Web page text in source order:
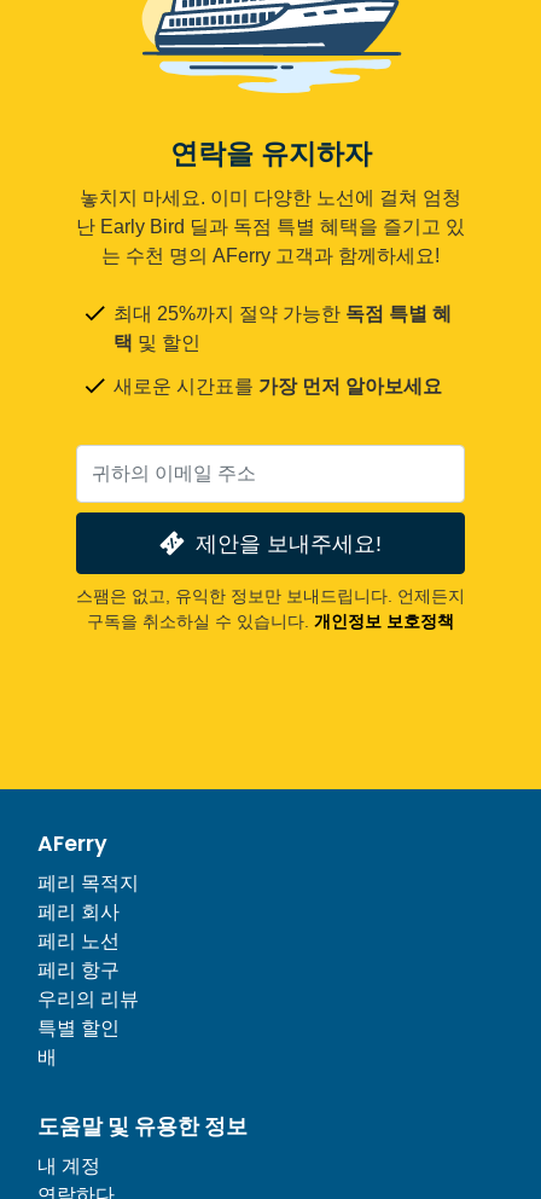
연락을 유지하자
놓치지 마세요. 이미 다양한 노선에 걸쳐 엄청
난 Early Bird 딜과 독점 특별 혜택을 즐기고 있
는 수천 명의 AFerry 고객과 함께하세요!
최대 25%까지 절약 가능한 독점 특별 혜
택 및 할인
새로운 시간표를 가장 먼저 알아보세요
제안을 보내주세요!
스팸은 없고, 유익한 정보만 보내드립니다. 언제든지
구독을 취소하실 수 있습니다. 개인정보 보호정책
AFerry
페리 목적지
페리 회사
페리 노선
페리 항구
우리의 리뷰
특별 할인
배
도움말 및 유용한 정보
내 계정